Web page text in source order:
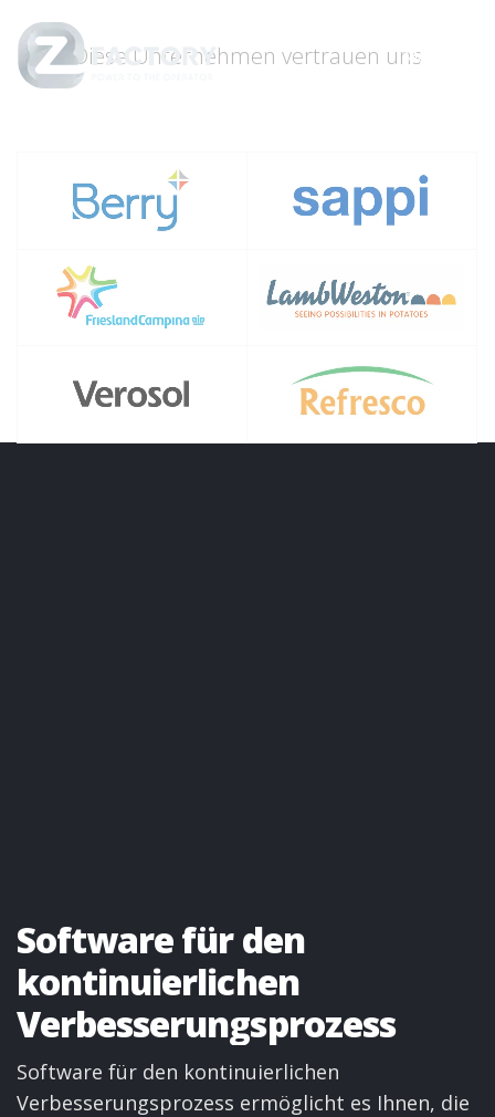
Menu
Diese Unternehmen vertrauen uns
Software für den
kontinuierlichen
Verbesserungsprozess
Software für den kontinuierlichen
Verbesserungsprozess ermöglicht es Ihnen, die